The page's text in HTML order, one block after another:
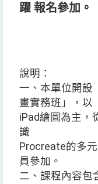
躍 報名參加。
說明：
一、本單位開設
畫實務班」，以
iPad繪圖為主，
識
Procreate的多
員參加。
二、課程內容包